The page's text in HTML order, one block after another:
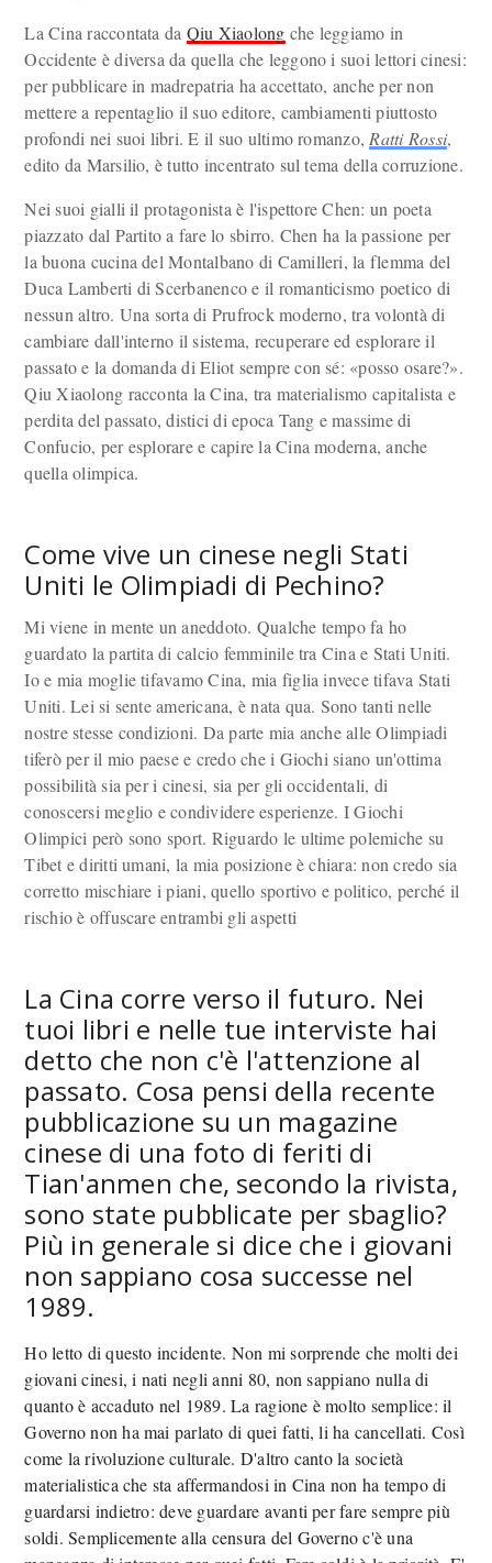
La Cina raccontata da Qiu Xiaolong che leggiamo in
Occidente è diversa da quella che leggono i suoi lettori cinesi:
per pubblicare in madrepatria ha accettato, anche per non
mettere a repentaglio il suo editore, cambiamenti piuttosto
profondi nei suoi libri. E il suo ultimo romanzo, Ratti Rossi,
edito da Marsilio, è tutto incentrato sul tema della corruzione.
Nei suoi gialli il protagonista è l'ispettore Chen: un poeta
piazzato dal Partito a fare lo sbirro. Chen ha la passione per
la buona cucina del Montalbano di Camilleri, la flemma del
Duca Lamberti di Scerbanenco e il romanticismo poetico di
nessun altro. Una sorta di Prufrock moderno, tra volontà di
cambiare dall'interno il sistema, recuperare ed esplorare il
passato e la domanda di Eliot sempre con sé: «posso osare?».
Qiu Xiaolong racconta la Cina, tra materialismo capitalista e
perdita del passato, distici di epoca Tang e massime di
Confucio, per esplorare e capire la Cina moderna, anche
quella olimpica.
Come vive un cinese negli Stati
Uniti le Olimpiadi di Pechino?
Mi viene in mente un aneddoto. Qualche tempo fa ho
guardato la partita di calcio femminile tra Cina e Stati Uniti.
Io e mia moglie tifavamo Cina, mia figlia invece tifava Stati
Uniti. Lei si sente americana, è nata qua. Sono tanti nelle
nostre stesse condizioni. Da parte mia anche alle Olimpiadi
tiferò per il mio paese e credo che i Giochi siano un'ottima
possibilità sia per i cinesi, sia per gli occidentali, di
conoscersi meglio e condividere esperienze. I Giochi
Olimpici però sono sport. Riguardo le ultime polemiche su
Tibet e diritti umani, la mia posizione è chiara: non credo sia
corretto mischiare i piani, quello sportivo e politico, perché il
rischio è offuscare entrambi gli aspetti
La Cina corre verso il futuro. Nei
tuoi libri e nelle tue interviste hai
detto che non c'è l'attenzione al
passato. Cosa pensi della recente
pubblicazione su un magazine
cinese di una foto di feriti di
Tian'anmen che, secondo la rivista,
sono state pubblicate per sbaglio?
Più in generale si dice che i giovani
non sappiano cosa successe nel
1989.
Ho letto di questo incidente. Non mi sorprende che molti dei
giovani cinesi, i nati negli anni 80, non sappiano nulla di
quanto è accaduto nel 1989. La ragione è molto semplice: il
Governo non ha mai parlato di quei fatti, li ha cancellati. Così
come la rivoluzione culturale. D'altro canto la società
materialistica che sta affermandosi in Cina non ha tempo di
guardarsi indietro: deve guardare avanti per fare sempre più
soldi. Semplicemente alla censura del Governo c'è una